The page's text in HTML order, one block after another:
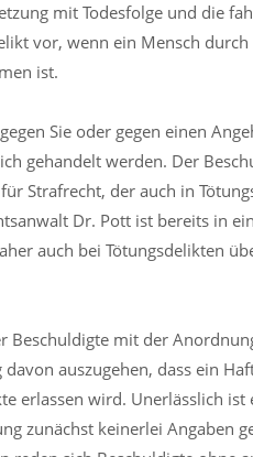
mit Todesfolge und die
vor, wenn ein Mensch
ist.
Sie oder gegen einen
gehandelt werden. Der
Strafrecht, der auch in
Dr. Pott ist bereits in
auch bei Tötungsdelikten
Beschuldigte mit der
auszugehen, dass ein
erlassen wird. Unerlässlich ist
zunächst keinerlei Angaben